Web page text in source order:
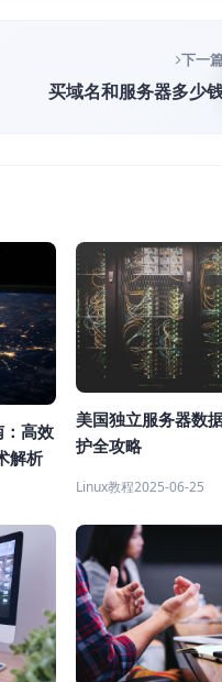
下一
买域名和服务器多少
：高效
解析
美国独立服务器数
护全攻略
Linux教程2025-06-25